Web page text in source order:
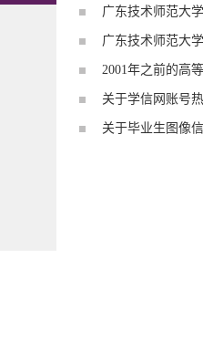
广东技术师范大
广东技术师范大
2001年之前的高
关于学信网账号
关于毕业生图像